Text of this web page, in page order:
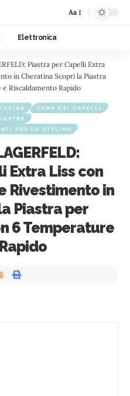
Aa
Elettronica
Piastra per Capelli Extra
in Cheratina Scopri la Piastra
e Riscaldamento Rapido
CURA DEI CAPELLI
PER LO STYLING
Extra Liss con
Rivestimento in
Piastra per
6 Temperature